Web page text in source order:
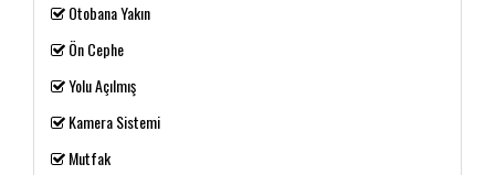
Otobana Yakın
Ön Cephe
Yolu Açılmış
Kamera Sistemi
Mutfak